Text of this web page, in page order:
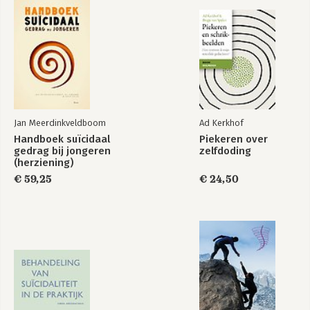
Jan Meerdinkveldboom
Handboek suïcidaal
gedrag bij jongeren
(herziening)
€ 59,25
Ad Kerkhof
Piekeren over
zelfdoding
€ 24,50